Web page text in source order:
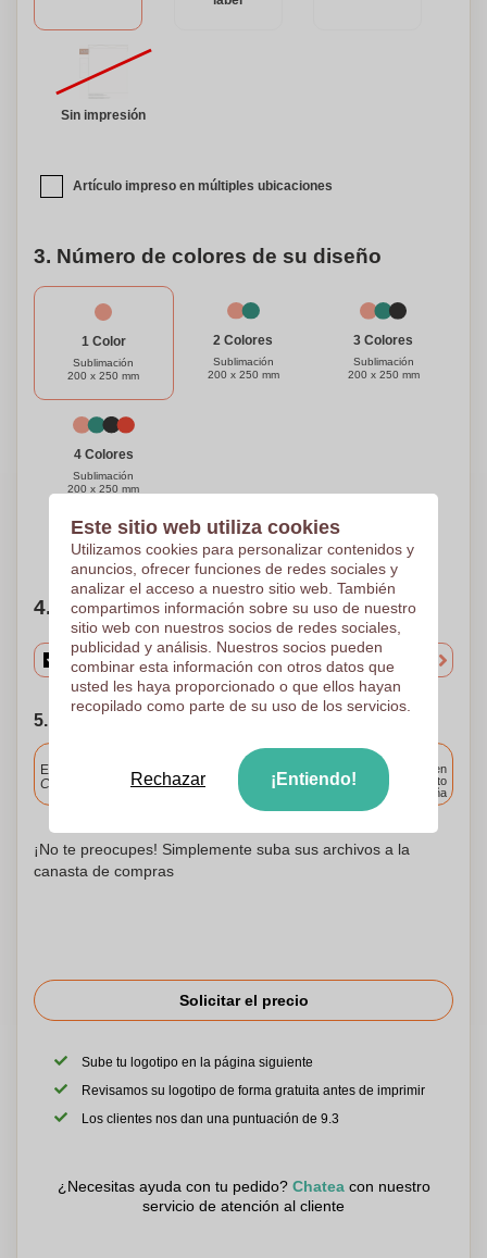
Sin impresión
Artículo impreso en múltiples ubicaciones
3. Número de colores de su diseño
1 Color
Sublimación
200 x 250 mm
2 Colores
Sublimación
200 x 250 mm
3 Colores
Sublimación
200 x 250 mm
4 Colores
Sublimación
200 x 250 mm
¿Necesitas ayuda?Ayúdame a elegir
4. Elige tu cantidad
5. Elija su fecha de envío
Entrega estándar
Cargue y apruebe sus archivos antes de las 9.30 a.m.
Entrega en
cualquier punto
de España
¡No te preocupes! Simplemente suba sus archivos a la
canasta de compras
Solicitar el precio
Sube tu logotipo en la página siguiente
Revisamos su logotipo de forma gratuita antes de imprimir
Los clientes nos dan una puntuación de 9.3
¿Necesitas ayuda con tu pedido? Chateacon nuestro
servicio de atención al cliente
Este sitio web utiliza cookies
Utilizamos cookies para personalizar contenidos y
anuncios, ofrecer funciones de redes sociales y
analizar el acceso a nuestro sitio web. También
compartimos información sobre su uso de nuestro
sitio web con nuestros socios de redes sociales,
publicidad y análisis. Nuestros socios pueden
combinar esta información con otros datos que
usted les haya proporcionado o que ellos hayan
recopilado como parte de su uso de los servicios.
Rechazar ¡Entiendo!